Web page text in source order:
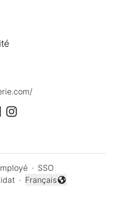
· SSO
·
Changer la langue
Français